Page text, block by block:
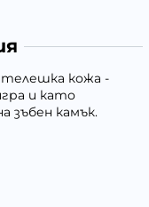
кожа -
и като
зъбен камък.